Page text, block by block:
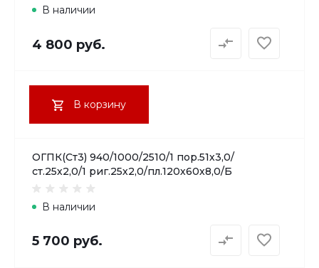
В наличии
4 800 руб.
В корзину
ОГПК(Ст3) 940/1000/2510/1 пор.51х3,0/
ст.25х2,0/1 риг.25х2,0/пл.120х60х8,0/Б
В наличии
5 700 руб.